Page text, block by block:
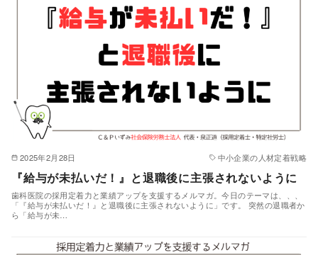
2025年2月28日 中小企業の人材定着戦略
『給与が未払いだ！』と退職後に主張されないように
歯科医院の採用定着力と業績アップを支援するメルマガ。今日のテーマは、、、
「『給与が未払いだ！』と退職後に主張されないように」です。 突然の退職者か
ら「給与が未…